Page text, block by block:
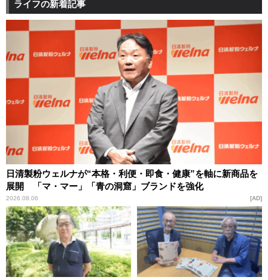
ライフの新着記事
日清製粉ウェルナが“本格・利便・即食・健康”を軸に新商品を
展開 「マ・マー」「青の洞窟」ブランドを強化
2026.08.06 AD